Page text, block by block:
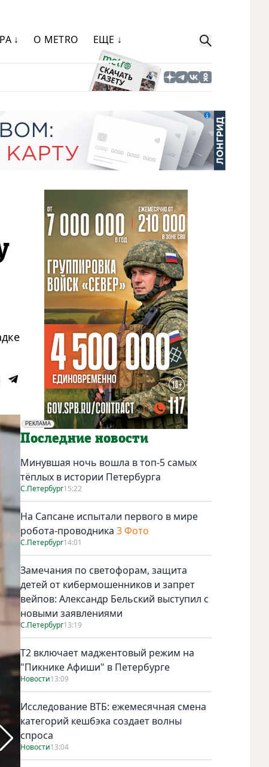
↓ О METRO ЕЩЕ ↓
РЕКЛАМА
Социальная реклама
Последние новости
Минувшая ночь вошла в топ-5 самых
тёплых в истории Петербурга
С.Петербург15:22
На Сапсане испытали первого в мире
робота-проводника 3 Фото
С.Петербург14:01
Замечания по светофорам, защита
детей от кибермошенников и запрет
вейпов: Александр Бельский выступил с
новыми заявлениями
С.Петербург13:19
Т2 включает маджентовый режим на
"Пикнике Афиши" в Петербурге
Новости13:09
Исследование ВТБ: ежемесячная смена
категорий кешбэка создает волны
спроса
Новости13:04